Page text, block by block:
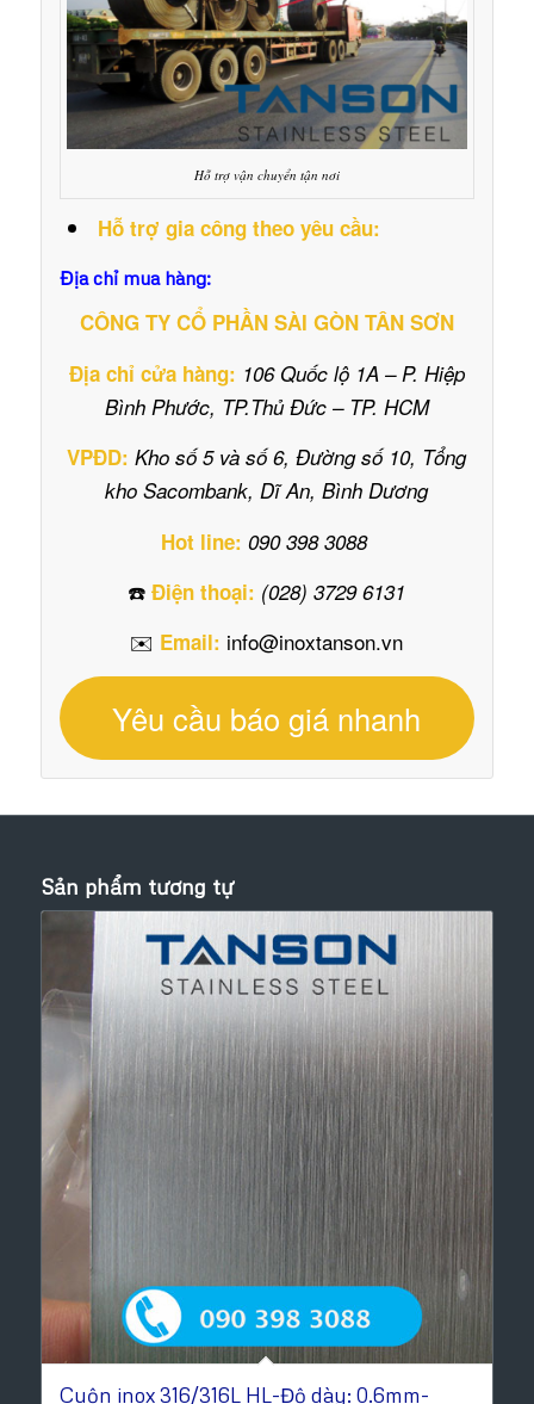
Hỗ trợ vận chuyển tận nơi
Hỗ trợ gia công theo yêu cầu:
Địa chỉ mua hàng:
CÔNG TY CỔ PHẦN SÀI GÒN TÂN SƠN
Địa chỉ cửa hàng: 106 Quốc lộ 1A – P. Hiệp
Bình Phước, TP.Thủ Đức – TP. HCM
VPĐD: Kho số 5 và số 6, Đường số 10, Tổng
kho Sacombank, Dĩ An, Bình Dương
Hot line: 090 398 3088
☎️Điện thoại: (028) 3729 6131
✉️ Email: info@inoxtanson.vn
Yêu cầu báo giá nhanh
Sản phẩm tương tự
Cuộn inox 316/316L HL-Độ dày: 0.6mm-